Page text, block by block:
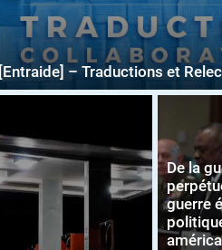
[Entraide] – Traductions et
De la
guerre